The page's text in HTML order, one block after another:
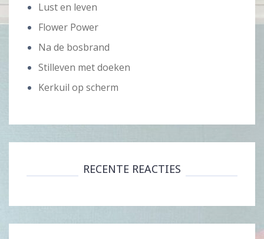
Lust en leven
Flower Power
Na de bosbrand
Stilleven met doeken
Kerkuil op scherm
RECENTE REACTIES